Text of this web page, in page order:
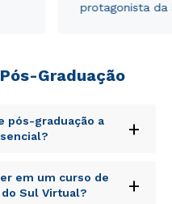
protagonista da
Graduação
pós-graduação a
+
iste natus error sit
laudantium,
em um curso de
Sul Virtual?
+